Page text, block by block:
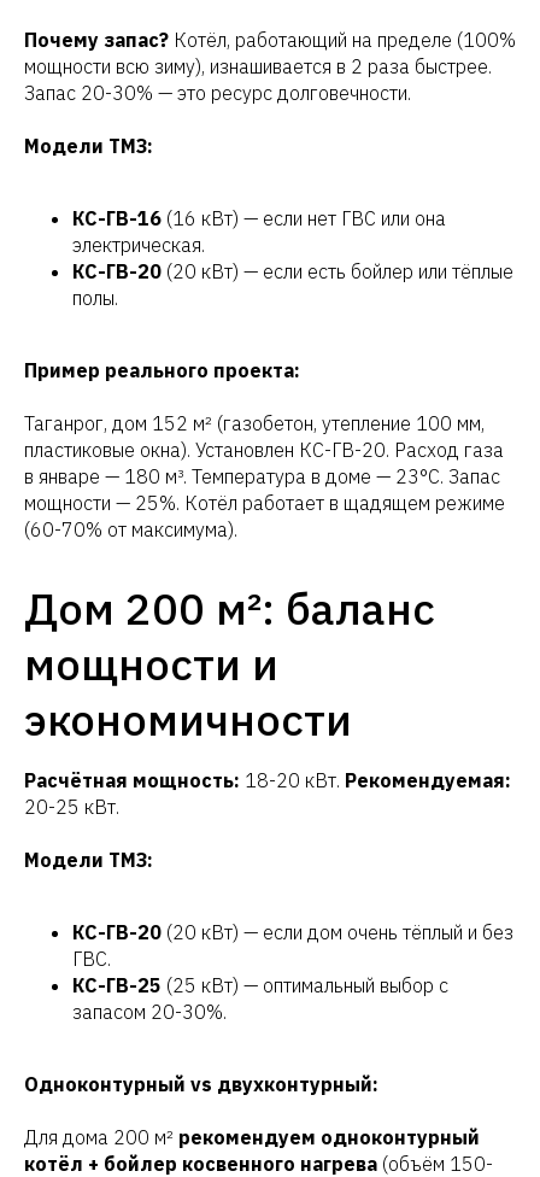
Почему запас? Котёл, работающий на пределе (100%
мощности всю зиму), изнашивается в 2 раза быстрее.
Запас 20-30% — это ресурс долговечности.
Модели ТМЗ:
КС-ГВ-16 (16 кВт) — если нет ГВС или она
электрическая.
КС-ГВ-20 (20 кВт) — если есть бойлер или тёплые
полы.
Пример реального проекта:
Таганрог, дом 152 м² (газобетон, утепление 100 мм,
пластиковые окна). Установлен КС-ГВ-20. Расход газа
в январе — 180 м³. Температура в доме — 23°C. Запас
мощности — 25%. Котёл работает в щадящем режиме
(60-70% от максимума).
Дом 200 м²: баланс
мощности и
экономичности
Расчётная мощность: 18-20 кВт. Рекомендуемая:
20-25 кВт.
Модели ТМЗ:
КС-ГВ-20 (20 кВт) — если дом очень тёплый и без
ГВС.
КС-ГВ-25 (25 кВт) — оптимальный выбор с
запасом 20-30%.
Одноконтурный vs двухконтурный:
Для дома 200 м² рекомендуем одноконтурный
котёл + бойлер косвенного нагрева (объём 150-